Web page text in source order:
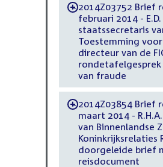
-2014Z03752 Brief
februari 2014 -
staatssecretaris
Toestemming
directeur van de
rondetafelgesprek
van fraude
-2014Z03854 Brief
maart 2014 -
van Binnenlandse
Koninkrijksrelaties
doorgeleide brief
reisdocument